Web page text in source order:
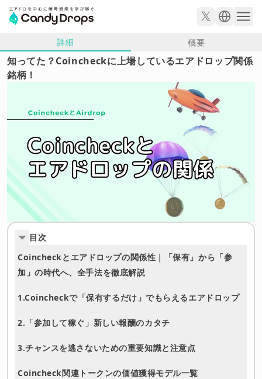
詳細 概要
知ってた？Coincheckに上場しているエアドロップ関係
銘柄！
目次
Coincheckとエアドロップの関係性｜「保有」から「参
加」の時代へ、全手法を徹底解説
1.Coincheckで「保有するだけ」でもらえるエアドロップ
2.「参加して稼ぐ」新しい報酬のカタチ
3.チャンスを逃さないための重要知識と注意点
Coincheck関連トークンの価値獲得モデル一覧